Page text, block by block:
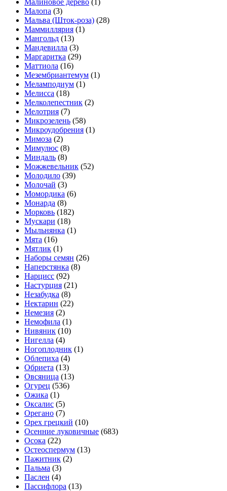
Малиновое дерево (1)
Малопа (3)
Мальва (Шток-роза) (28)
Маммиллярия (1)
Мангольд (13)
Мандевилла (3)
Маргаритка (29)
Маттиола (16)
Мезембриантемум (1)
Меламподиум (1)
Мелисса (18)
Мелколепестник (2)
Мелотрия (7)
Микрозелень (58)
Микроудобрения (1)
Мимоза (2)
Мимулюс (8)
Миндаль (8)
Можжевельник (52)
Молодило (39)
Молочай (3)
Момордика (6)
Монарда (8)
Морковь (182)
Мускари (18)
Мыльнянка (1)
Мята (16)
Мятлик (1)
Наборы семян (26)
Наперстянка (8)
Нарцисс (92)
Настурция (21)
Незабудка (8)
Нектарин (22)
Немезия (2)
Немофила (1)
Нивяник (10)
Нигелла (4)
Ногоплодник (1)
Облепиха (4)
Обриета (13)
Овсяница (13)
Огурец (536)
Ожика (1)
Оксалис (5)
Орегано (7)
Орех грецкий (10)
Осенние луковичные (683)
Осока (22)
Остеоспермум (13)
Пажитник (2)
Пальма (3)
Паслен (4)
Пассифлора (13)